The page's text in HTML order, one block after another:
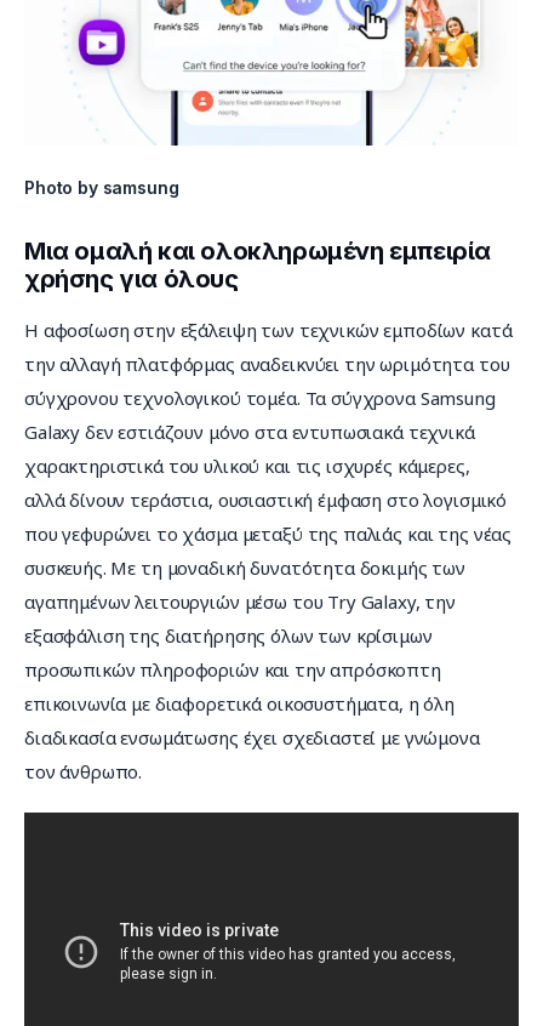
Photo by samsung
Μια ομαλή και ολοκληρωμένη εμπειρία
χρήσης για όλους
Η αφοσίωση στην εξάλειψη των τεχνικών εμποδίων κατά
την αλλαγή πλατφόρμας αναδεικνύει την ωριμότητα του
σύγχρονου τεχνολογικού τομέα. Τα σύγχρονα Samsung
Galaxy δεν εστιάζουν μόνο στα εντυπωσιακά τεχνικά
χαρακτηριστικά του υλικού και τις ισχυρές κάμερες,
αλλά δίνουν τεράστια, ουσιαστική έμφαση στο λογισμικό
που γεφυρώνει το χάσμα μεταξύ της παλιάς και της νέας
συσκευής. Με τη μοναδική δυνατότητα δοκιμής των
αγαπημένων λειτουργιών μέσω του Try Galaxy, την
εξασφάλιση της διατήρησης όλων των κρίσιμων
προσωπικών πληροφοριών και την απρόσκοπτη
επικοινωνία με διαφορετικά οικοσυστήματα, η όλη
διαδικασία ενσωμάτωσης έχει σχεδιαστεί με γνώμονα
τον άνθρωπο.